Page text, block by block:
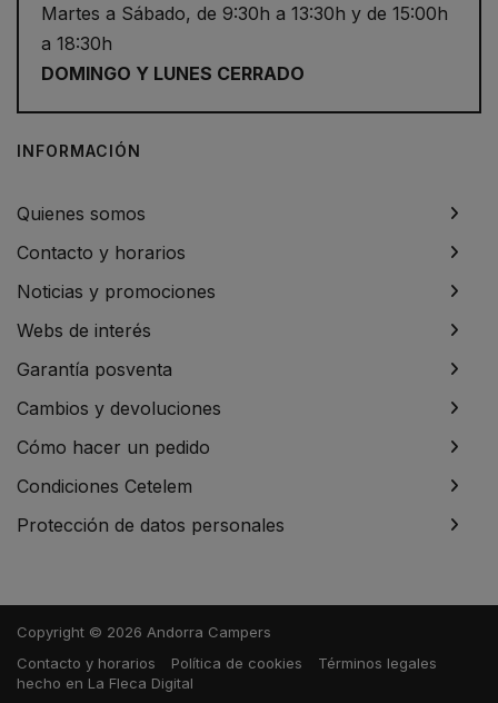
Martes a Sábado, de 9:30h a 13:30h y de 15:00h
a 18:30h
DOMINGO Y LUNES CERRADO
INFORMACIÓN
Quienes somos
Contacto y horarios
Noticias y promociones
Webs de interés
Garantía posventa
Cambios y devoluciones
Cómo hacer un pedido
Condiciones Cetelem
Protección de datos personales
Copyright © 2026 Andorra Campers
Contacto y horarios
Política de cookies
Términos legales
hecho en La Fleca Digital